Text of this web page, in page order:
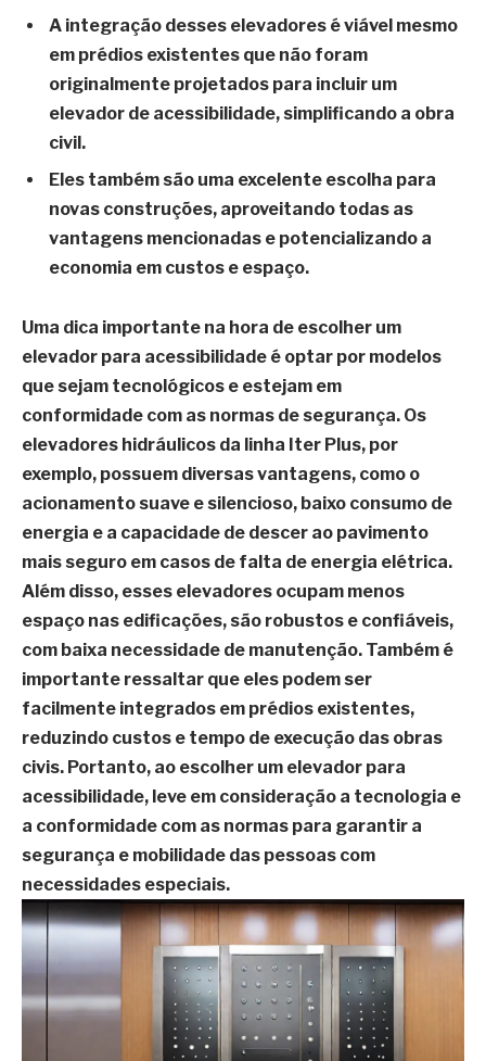
A integração desses elevadores é viável mesmo
em prédios existentes que não foram
originalmente projetados para incluir um
elevador de acessibilidade, simplificando a obra
civil.
Eles também são uma excelente escolha para
novas construções, aproveitando todas as
vantagens mencionadas e potencializando a
economia em custos e espaço.
Uma dica importante na hora de escolher um
elevador para acessibilidade é optar por modelos
que sejam tecnológicos e estejam em
conformidade com as normas de segurança. Os
elevadores hidráulicos da linha Iter Plus, por
exemplo, possuem diversas vantagens, como o
acionamento suave e silencioso, baixo consumo de
energia e a capacidade de descer ao pavimento
mais seguro em casos de falta de energia elétrica.
Além disso, esses elevadores ocupam menos
espaço nas edificações, são robustos e confiáveis,
com baixa necessidade de manutenção. Também é
importante ressaltar que eles podem ser
facilmente integrados em prédios existentes,
reduzindo custos e tempo de execução das obras
civis. Portanto, ao escolher um elevador para
acessibilidade, leve em consideração a tecnologia e
a conformidade com as normas para garantir a
segurança e mobilidade das pessoas com
necessidades especiais.